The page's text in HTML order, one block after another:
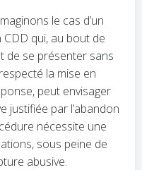
le cas d’un
qui, au bout de
de se présenter sans
la mise en
peut envisager
justifiée par l’abandon
nécessite une
sous peine de
abusive.